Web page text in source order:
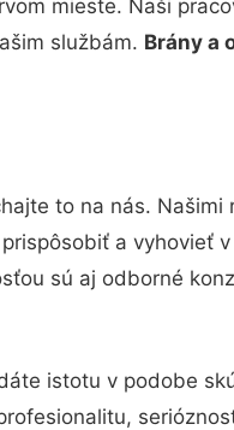
mieste. Naši
službám. Brány a
to na nás.
a vyhovieť
sú aj odborné
istotu v podobe